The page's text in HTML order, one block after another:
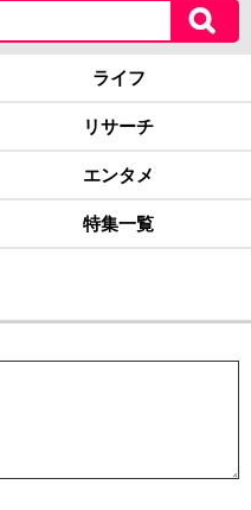
ライフ
リサーチ
エンタメ
特集一覧